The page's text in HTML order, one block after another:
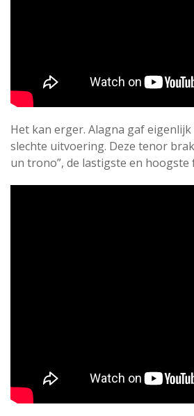
Het kan erger. Alagna gaf eigenlijk
slechte uitvoering. Deze tenor
un trono”, de lastigste en hoogste